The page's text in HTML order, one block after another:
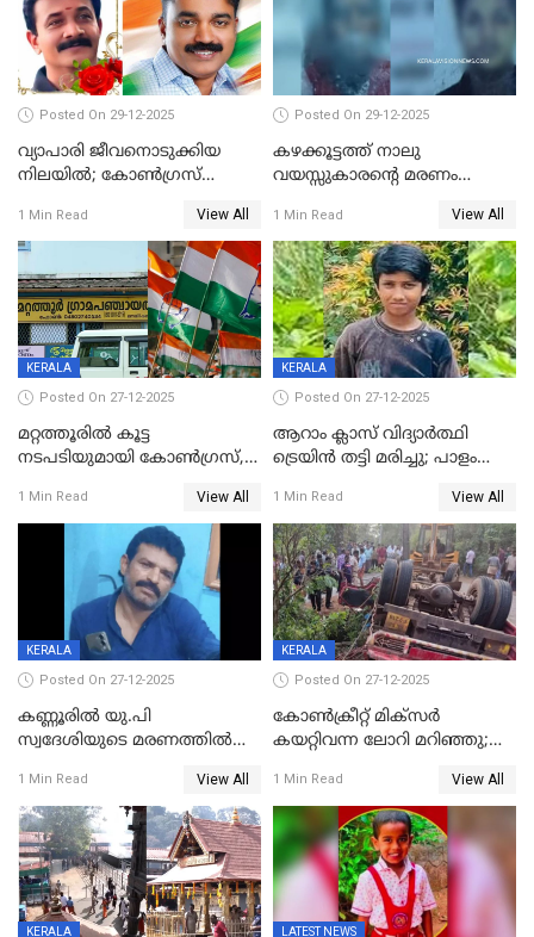
Posted On 29-12-2025
വ്യാപാരി ജീവനൊടുക്കിയ
നിലയില്‍; കോണ്‍ഗ്രസ്
മാനസികപീഡനമെന്ന് കുറിപ്പ്
1 Min Read View All
Posted On 29-12-2025
കഴക്കൂട്ടത്ത് നാലു
വയസ്സുകാരന്റെ മരണം
സുഹൃത്തും പൊലീസ്
കസ്റ്റഡിയിൽ
1 Min Read View All
KERALA
Posted On 27-12-2025
മറ്റത്തൂരിൽ കൂട്ട
നടപടിയുമായി കോണ്‍ഗ്രസ്,
എട്ട് പേര്‍ ഉള്‍പ്പെടെ
പത്തുപേരെ പുറത്താക്കി,
ചൊവ്വന്നൂരിലും നടപടി
1 Min Read View All
KERALA
Posted On 27-12-2025
ആറാം ക്ലാസ് വിദ്യാർത്ഥി
ട്രെയിൻ തട്ടി മരിച്ചു; പാളം
അപകടം മലപ്പുറത്ത്
1 Min Read View All
KERALA
Posted On 27-12-2025
കണ്ണൂരിൽ യു.പി
സ്വദേശിയുടെ മരണത്തിൽ
കേസ്; തർക്കമുണ്ടായത്
ഫേഷ്യലിന് 300 രൂപ
ആവശ്യപ്പെട്ടതിനെച്ചൊല്ലി
1 Min Read View All
KERALA
Posted On 27-12-2025
കോണ്‍ക്രീറ്റ് മിക്‌സര്‍
കയറ്റിവന്ന ലോറി മറിഞ്ഞു;
അപകടം കണ്ണൂരിൽ
1 Min Read View All
KERALA LATEST NEWS